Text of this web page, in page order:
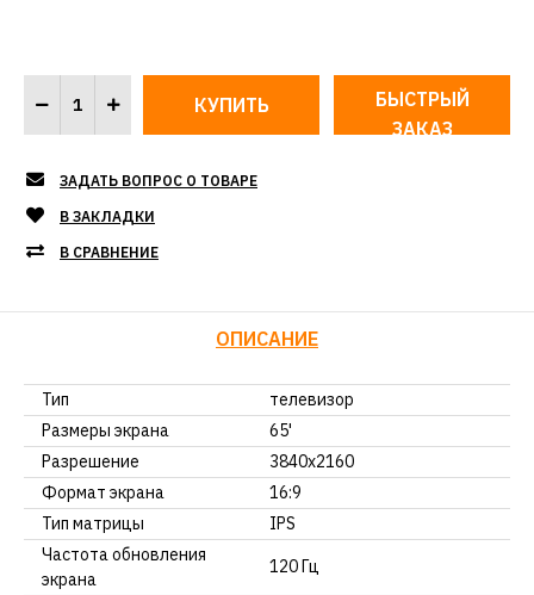
БЫСТРЫЙ
ЗАКАЗ
ЗАДАТЬ ВОПРОС О ТОВАРЕ
В ЗАКЛАДКИ
В СРАВНЕНИЕ
ОПИСАНИЕ
Тип
телевизор
Размеры экрана
65'
Разрешение
3840х2160
Формат экрана
16:9
Тип матрицы
IPS
Частота обновления
экрана
120 Гц